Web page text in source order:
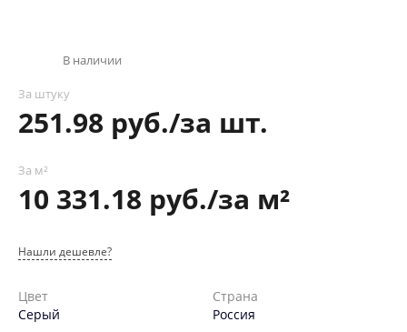
В наличии
За штуку
251.98 руб./за шт.
За м²
10 331.18 руб./за м²
Нашли дешевле?
Цвет
Серый
Страна
Россия